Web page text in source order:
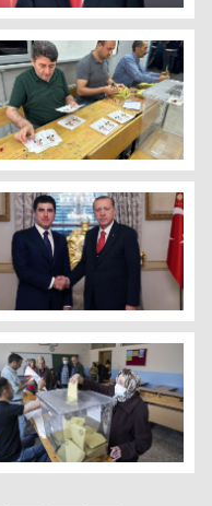
رجب طیب اردوغان
دور دوم انتخابات
نچیروان بارزانی، رئیس
رقابت اردوغان و